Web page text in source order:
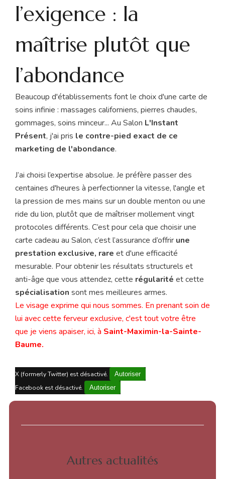
l’exigence : la
maîtrise plutôt que
l’abondance
Beaucoup d'établissements font le choix d'une carte de
soins infinie : massages californiens, pierres chaudes,
gommages, soins minceur... Au Salon L'Instant
Présent, j'ai pris le contre-pied exact de ce
marketing de l'abondance.
J’ai choisi l’expertise absolue. Je préfère passer des
centaines d'heures à perfectionner la vitesse, l'angle et
la pression de mes mains sur un double menton ou une
ride du lion, plutôt que de maîtriser mollement vingt
protocoles différents. C’est pour cela que choisir une
carte cadeau au Salon, c’est l’assurance d’offrir une
prestation exclusive, rare et d'une efficacité
mesurable. Pour obtenir les résultats structurels et
anti-âge que vous attendez, cette régularité et cette
spécialisation sont mes meilleures armes.
Le visage exprime qui nous sommes. En prenant soin de
lui avec cette ferveur exclusive, c'est tout votre être
que je viens apaiser, ici, à Saint-Maximin-la-Sainte-
Baume.
X (formerly Twitter) est désactivé. Autoriser
Facebook est désactivé. Autoriser
Autres actualités